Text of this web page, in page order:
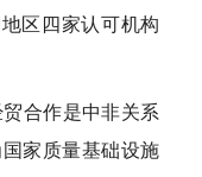
区四家认可机构
合作是中非关系
家质量基础设施